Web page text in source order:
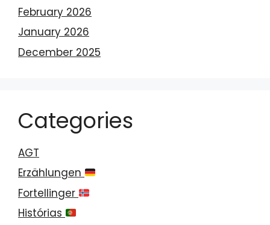
February 2026
January 2026
December 2025
Categories
AGT
Erzählungen
Fortellinger
Histórias